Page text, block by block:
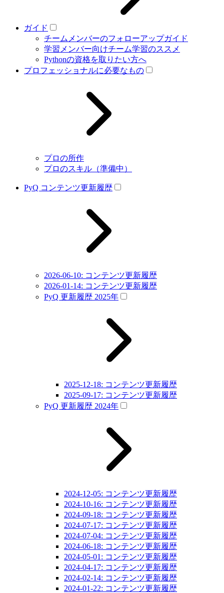
ガイド
チームメンバーのフォローアップガイド
学習メンバー向けチーム学習のススメ
Pythonの資格を取りたい方へ
プロフェッショナルに必要なもの
プロの所作
プロのスキル（準備中）
PyQ コンテンツ更新履歴
2026-06-10: コンテンツ更新履歴
2026-01-14: コンテンツ更新履歴
PyQ 更新履歴 2025年
2025-12-18: コンテンツ更新履歴
2025-09-17: コンテンツ更新履歴
PyQ 更新履歴 2024年
2024-12-05: コンテンツ更新履歴
2024-10-16: コンテンツ更新履歴
2024-09-18: コンテンツ更新履歴
2024-07-17: コンテンツ更新履歴
2024-07-04: コンテンツ更新履歴
2024-06-18: コンテンツ更新履歴
2024-05-01: コンテンツ更新履歴
2024-04-17: コンテンツ更新履歴
2024-02-14: コンテンツ更新履歴
2024-01-22: コンテンツ更新履歴